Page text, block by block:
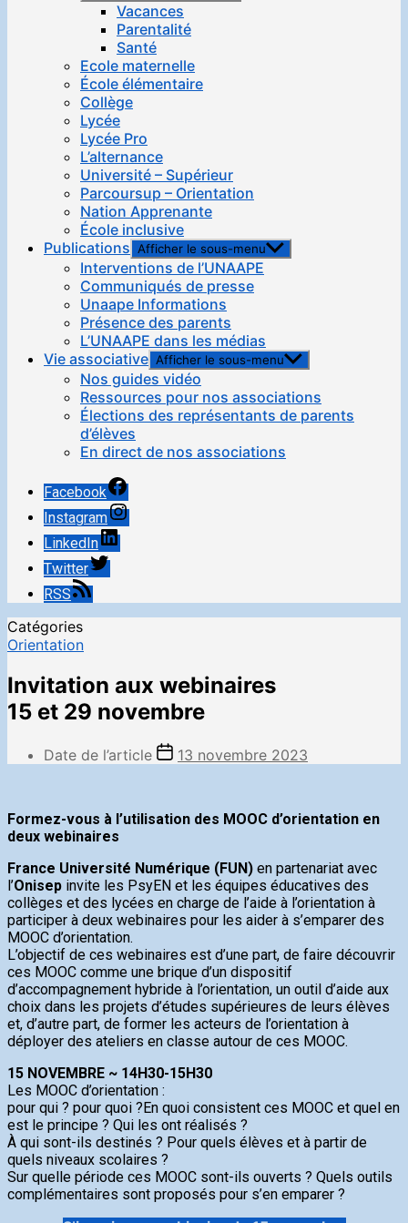
Vacances
Parentalité
Santé
Ecole maternelle
École élémentaire
Collège
Lycée
Lycée Pro
L’alternance
Université – Supérieur
Parcoursup – Orientation
Nation Apprenante
École inclusive
Publications Afficher le sous-menu
Interventions de l’UNAAPE
Communiqués de presse
Unaape Informations
Présence des parents
L’UNAAPE dans les médias
Vie associative Afficher le sous-menu
Nos guides vidéo
Ressources pour nos associations
Élections des représentants de parents
d’élèves
En direct de nos associations
Facebook
Instagram
LinkedIn
Twitter
RSS
Catégories
Orientation
Invitation aux webinaires
15 et 29 novembre
Date de l’article 13 novembre 2023
Formez-vous à l’utilisation des MOOC d’orientation en
deux webinaires
France Université Numérique (FUN) en partenariat avec
l’Onisep invite les PsyEN et les équipes éducatives des
collèges et des lycées en charge de l’aide à l’orientation à
participer à deux webinaires pour les aider à s’emparer des
MOOC d’orientation.
L’objectif de ces webinaires est d’une part, de faire découvrir
ces MOOC comme une brique d’un dispositif
d’accompagnement hybride à l’orientation, un outil d’aide aux
choix dans les projets d’études supérieures de leurs élèves
et, d’autre part, de former les acteurs de l’orientation à
déployer des ateliers en classe autour de ces MOOC.
15 NOVEMBRE ~ 14H30-15H30
Les MOOC d’orientation :
pour qui ? pour quoi ?­En quoi consistent ces MOOC et quel en
est le principe ? Qui les ont réalisés ?
À qui sont-ils destinés ? Pour quels élèves et à partir de
quels niveaux scolaires ?
Sur quelle période ces MOOC sont-ils ouverts ? Quels outils
complémentaires sont proposés pour s’en emparer ?